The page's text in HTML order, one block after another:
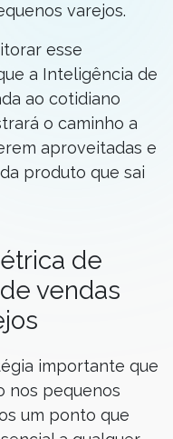
varejos.
esse
a Inteligência de
ao cotidiano
o caminho a
aproveitadas e
produto que sai
de
vendas
importante que
nos pequenos
um ponto que